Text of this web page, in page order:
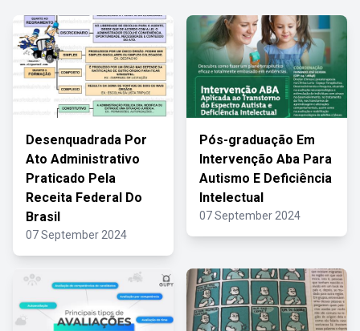
Desenquadrada Por
Ato Administrativo
Praticado Pela
Receita Federal Do
Brasil
07 September 2024
Pós-graduação Em
Intervenção Aba Para
Autismo E Deficiência
Intelectual
07 September 2024